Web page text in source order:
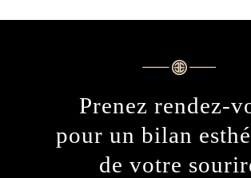
Prenez rendez-
pour un bilan
de votre